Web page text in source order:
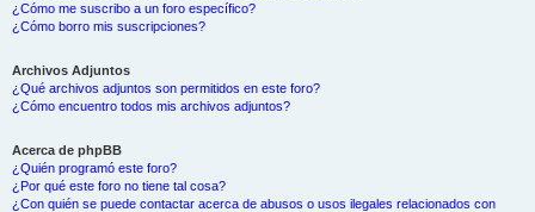
¿Cómo me suscribo a un foro específico?
¿Cómo borro mis suscripciones?
Archivos Adjuntos
¿Qué archivos adjuntos son permitidos en este foro?
¿Cómo encuentro todos mis archivos adjuntos?
Acerca de phpBB
¿Quién programó este foro?
¿Por qué este foro no tiene tal cosa?
¿Con quién se puede contactar acerca de abusos o usos ilegales relacionados con